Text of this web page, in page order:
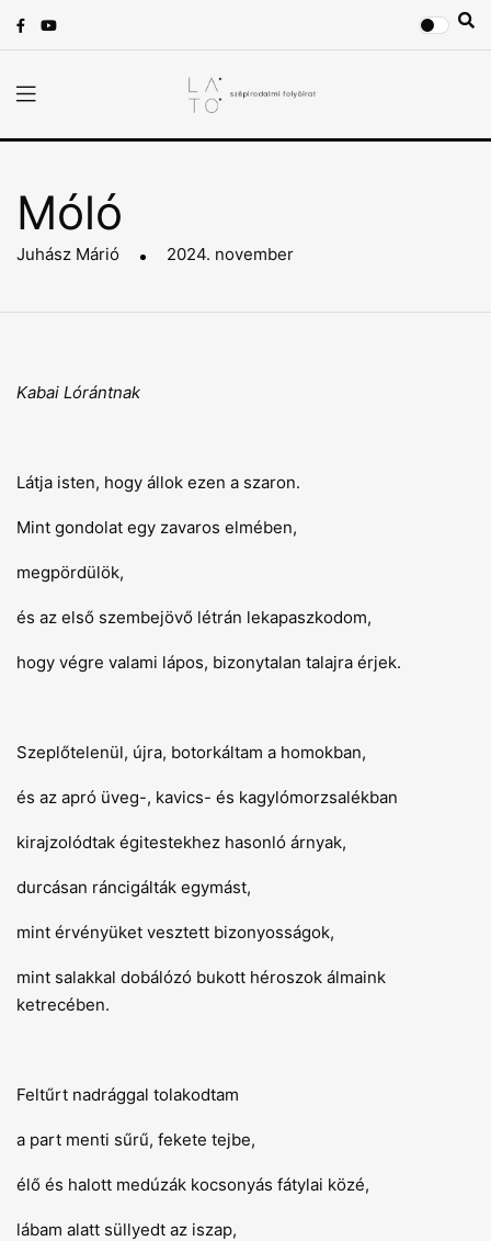
Móló
Juhász Márió 2024. november
Kabai Lórántnak
Látja isten, hogy állok ezen a szaron.
Mint gondolat egy zavaros elmében,
megpördülök,
és az első szembejövő létrán lekapaszkodom,
hogy végre valami lápos, bizonytalan talajra érjek.
Szeplőtelenül, újra, botorkáltam a homokban,
és az apró üveg-, kavics- és kagylómorzsalékban
kirajzolódtak égitestekhez hasonló árnyak,
durcásan ráncigálták egymást,
mint érvényüket vesztett bizonyosságok,
mint salakkal dobálózó bukott héroszok álmaink
ketrecében.
Feltűrt nadrággal tolakodtam
a part menti sűrű, fekete tejbe,
élő és halott medúzák kocsonyás fátylai közé,
lábam alatt süllyedt az iszap,